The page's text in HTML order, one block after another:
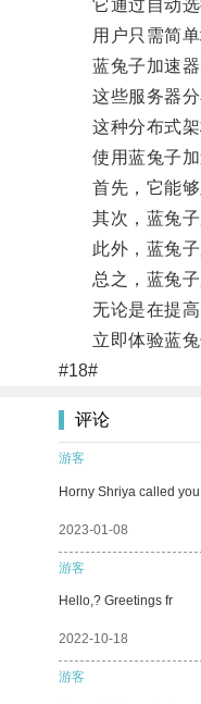
它通过自动选
用户只需简单
蓝兔子加速器
这些服务器分
这种分布式架
使用蓝兔子加
首先，它能够
其次，蓝兔子
此外，蓝兔子
总之，蓝兔子
无论是在提高
立即体验蓝兔
#18#
评论
游客
Horny Shriya called you
2023-01-08
游客
Hello,? Greetings fr
2022-10-18
游客